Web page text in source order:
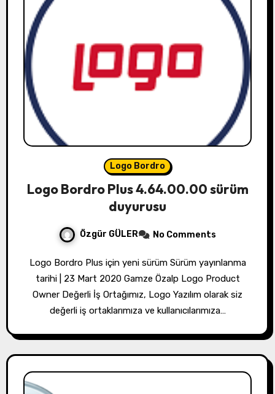
Logo Bordro
Logo Bordro Plus 4.64.00.00 sürüm
duyurusu
Özgür GÜLER No Comments
Logo Bordro Plus için yeni sürüm Sürüm yayınlanma
tarihi | 23 Mart 2020 Gamze Özalp Logo Product
Owner Değerli İş Ortağımız, Logo Yazılım olarak siz
değerli iş ortaklarımıza ve kullanıcılarımıza…